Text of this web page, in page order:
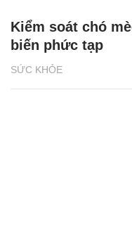
SỨC KHỎE
Kiểm soát chó
biến phức tạp